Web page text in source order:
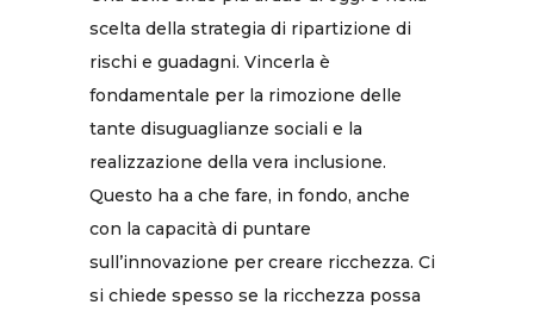
scelta della strategia di ripartizione di
rischi e guadagni. Vincerla è
fondamentale per la rimozione delle
tante disuguaglianze sociali e la
realizzazione della vera inclusione.
Questo ha a che fare, in fondo, anche
con la capacità di puntare
sull’innovazione per creare ricchezza. Ci
si chiede spesso se la ricchezza possa